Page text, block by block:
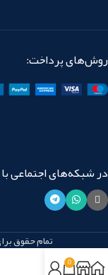
روش‌های پرداخت:
در شبکه‌های اجتماعی
تمام حقوق
0